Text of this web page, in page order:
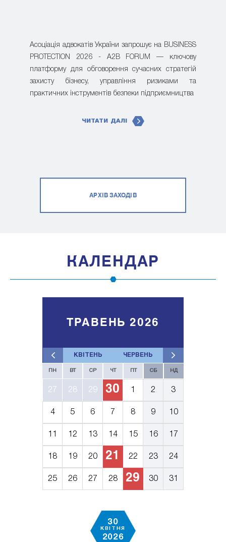
Асоціація адвокатів України запрошує на BUSINESS
PROTECTION 2026 - A2B FORUM — ключову
платформу для обговорення сучасних стратегій
захисту бізнесу, управління ризиками та
практичних інструментів безпеки підприємництва
ЧИТАТИ ДАЛІ
АРХІВ ЗАХОДІВ
КАЛЕНДАР
КВІТЕНЬ ЧЕРВЕНЬ
ТРАВЕНЬ 2026
ПН ВТ СР ЧТ ПТ СБ НД
27 28 29 30 1 2 3
4 5 6 7 8 9 10
11 12 13 14 15 16 17
18 19 20 21 22 23 24
25 26 27 28 29 30 31
30
КВІТНЯ
2026